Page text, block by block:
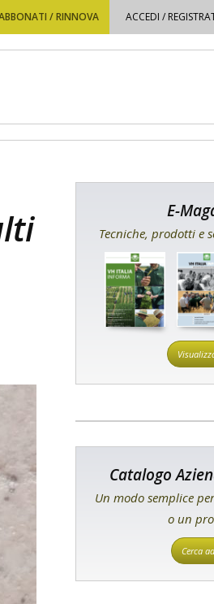
/ RINNOVA ACCEDI /
E-
Tecniche, prodotti e
Catalogo
Un modo semplice
o un
Cerca